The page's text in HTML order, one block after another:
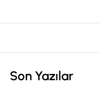
Son Yazılar